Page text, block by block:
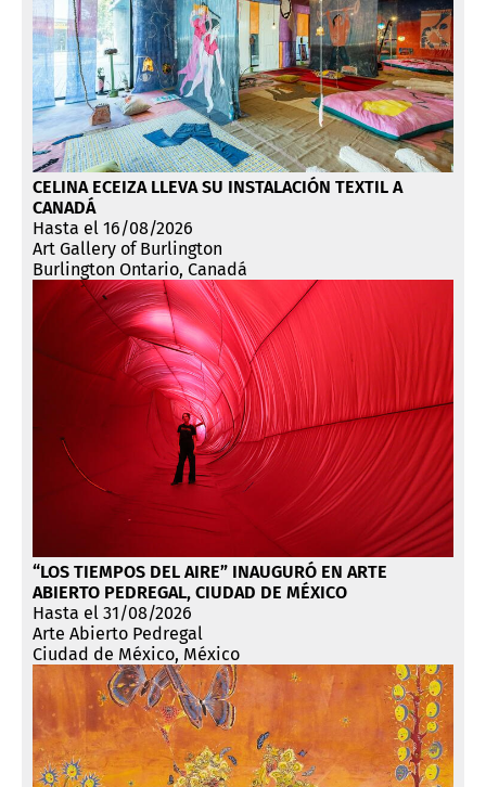
CELINA ECEIZA LLEVA SU INSTALACIÓN TEXTIL A
CANADÁ
Hasta el 16/08/2026
Art Gallery of Burlington
Burlington Ontario, Canadá
“LOS TIEMPOS DEL AIRE” INAUGURÓ EN ARTE
ABIERTO PEDREGAL, CIUDAD DE MÉXICO
Hasta el 31/08/2026
Arte Abierto Pedregal
Ciudad de México, México